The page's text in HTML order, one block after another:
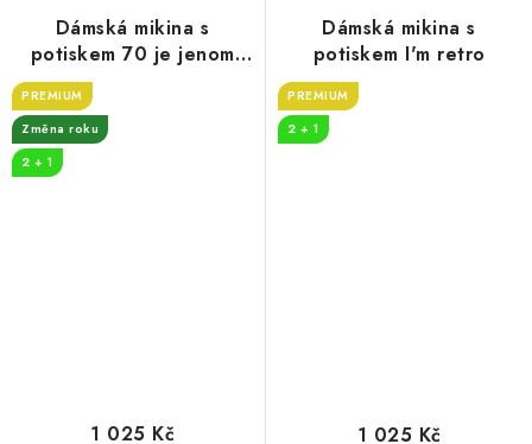
Dámská mikina s
potiskem 70 je jenom
PREMIUM
Změna roku
2 + 1
1 025 Kč
Dámská mikina s
potiskem I'm retro
PREMIUM
2 + 1
1 025 Kč